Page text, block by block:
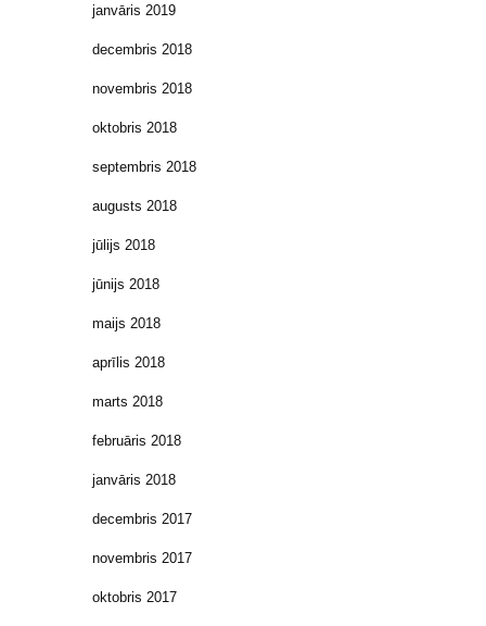
janvāris 2019
decembris 2018
novembris 2018
oktobris 2018
septembris 2018
augusts 2018
jūlijs 2018
jūnijs 2018
maijs 2018
aprīlis 2018
marts 2018
februāris 2018
janvāris 2018
decembris 2017
novembris 2017
oktobris 2017